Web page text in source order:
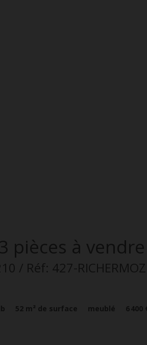
3 pièces à vendre
/ Réf: 427-RICHERMOZ
52 m² de surface meublé 6 400